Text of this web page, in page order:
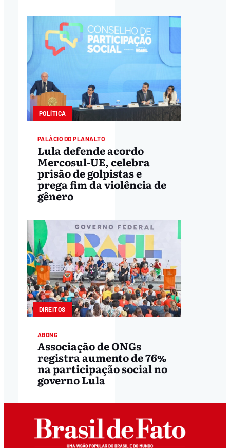
POLÍTICA
PALÁCIO DO PLANALTO
Lula defende acordo
Mercosul-UE, celebra
prisão de golpistas e
prega fim da violência de
gênero
DIREITOS
ABONG
Associação de ONGs
registra aumento de 76%
na participação social no
governo Lula